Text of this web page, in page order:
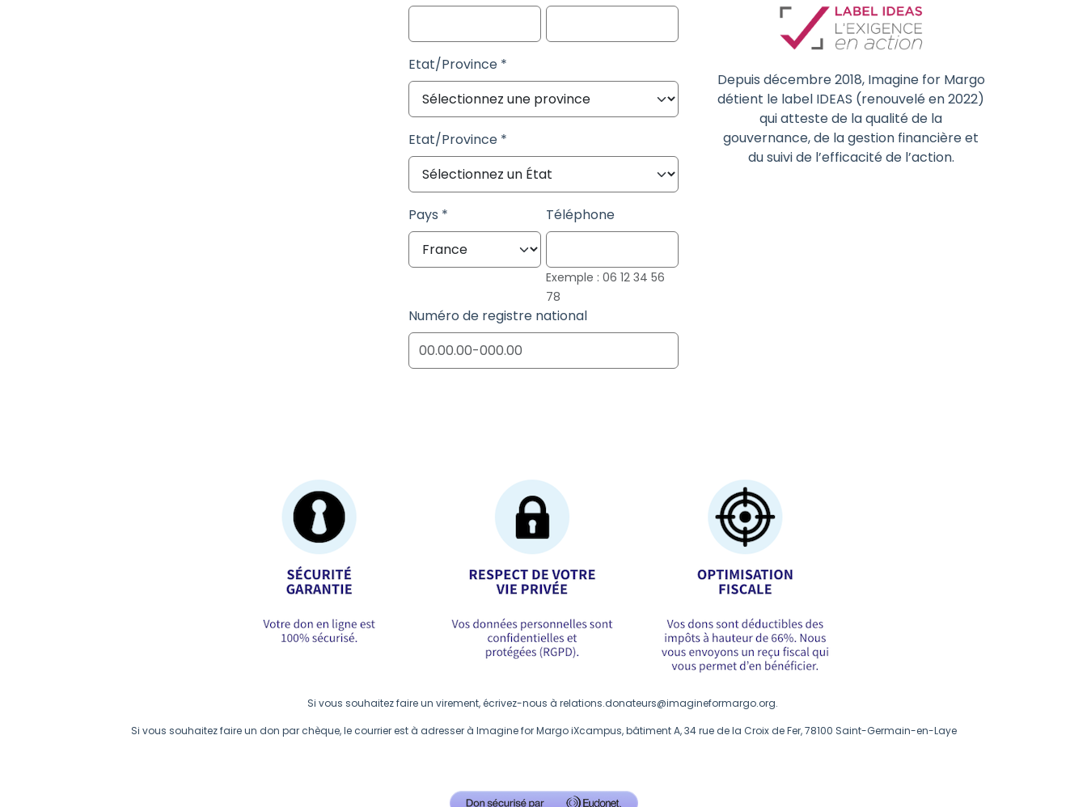
Etat/Province
Etat/Province
Pays Téléphone
Exemple : 06 12 34 56
78
Numéro de registre national
Depuis décembre 2018, Imagine for Margo
détient le label IDEAS (renouvelé en 2022)
qui atteste de la qualité de la
gouvernance, de la gestion financière et
du suivi de l’efficacité de l’action.
Si vous souhaitez faire un virement, écrivez-nous à relations.donateurs@imagineformargo.org.
Si vous souhaitez faire un don par chèque, le courrier est à adresser à Imagine for Margo iXcampus, bâtiment A, 34 rue de la Croix de Fer, 78100 Saint-Germain-en-Laye